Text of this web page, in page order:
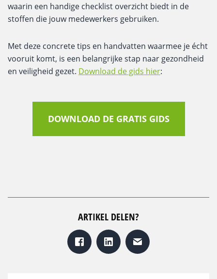
waarin een handige checklist overzicht biedt in de
stoffen die jouw medewerkers gebruiken.
Met deze concrete tips en handvatten waarmee je écht
vooruit komt, is een belangrijke stap naar gezondheid
en veiligheid gezet. Download de gids hier:
DOWNLOAD DE GRATIS GIDS
ARTIKEL DELEN?